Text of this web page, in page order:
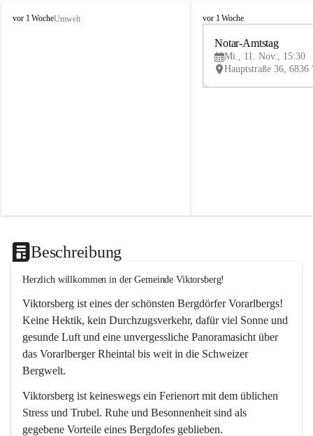
V
vor 1 WocheUmwelt
V
vor 1 Woche
Notar-Amtstag
Mi., 11. Nov., 15:30
Beschreibung
Herzlich willkommen in der Gemeinde Viktorsberg!
Viktorsberg ist eines der schönsten Bergdörfer Vorarlbergs!
Keine Hektik, kein Durchzugsverkehr, dafür viel Sonne und
gesunde Luft und eine unvergessliche Panoramasicht über
das Vorarlberger Rheintal bis weit in die Schweizer
Bergwelt.
Viktorsberg ist keineswegs ein Ferienort mit dem üblichen
Stress und Trubel. Ruhe und Besonnenheit sind als
gegebene Vorteile eines Bergdofes geblieben.